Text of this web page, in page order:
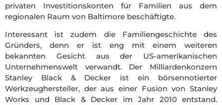
privaten Investitionskonten für Familien aus dem
regionalen Raum von Baltimore beschäftigte.
Interessant ist zudem die Familiengeschichte des
Gründers, denn er ist eng mit einem weiteren
bekannten Gesicht aus der US-amerikanischen
Unternehmenswelt verwandt. Der Milliardenkonzern
Stanley Black & Decker ist ein börsennotierter
Werkzeughersteller, der aus einer Fusion von Stanley
Works und Black & Decker im Jahr 2010 entstand.